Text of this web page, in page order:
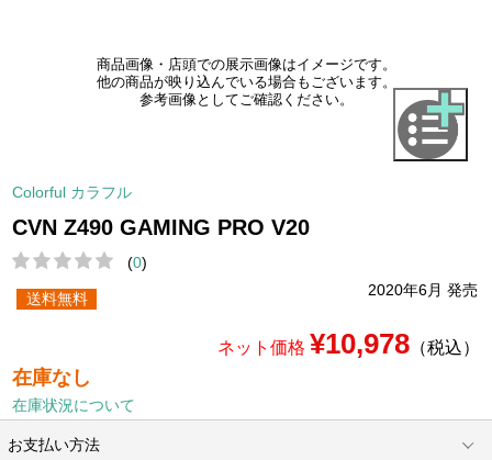
商品画像・店頭での展示画像はイメージです。
他の商品が映り込んでいる場合もございます。
参考画像としてご確認ください。
Colorful カラフル
CVN Z490 GAMING PRO V20
(0)
2020年6月 発売
送料無料
ネット価格 ¥10,978（税込）
在庫なし
在庫状況について
お支払い方法